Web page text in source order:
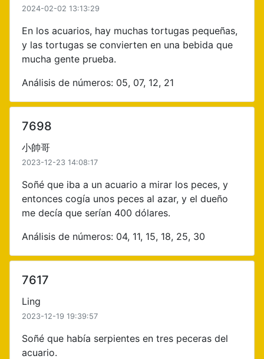
2024-02-02 13:13:29
En los acuarios, hay muchas tortugas pequeñas,
y las tortugas se convierten en una bebida que
mucha gente prueba.
Análisis de números: 05, 07, 12, 21
7698
小帥哥
2023-12-23 14:08:17
Soñé que iba a un acuario a mirar los peces, y
entonces cogía unos peces al azar, y el dueño
me decía que serían 400 dólares.
Análisis de números: 04, 11, 15, 18, 25, 30
7617
Ling
2023-12-19 19:39:57
Soñé que había serpientes en tres peceras del
acuario.